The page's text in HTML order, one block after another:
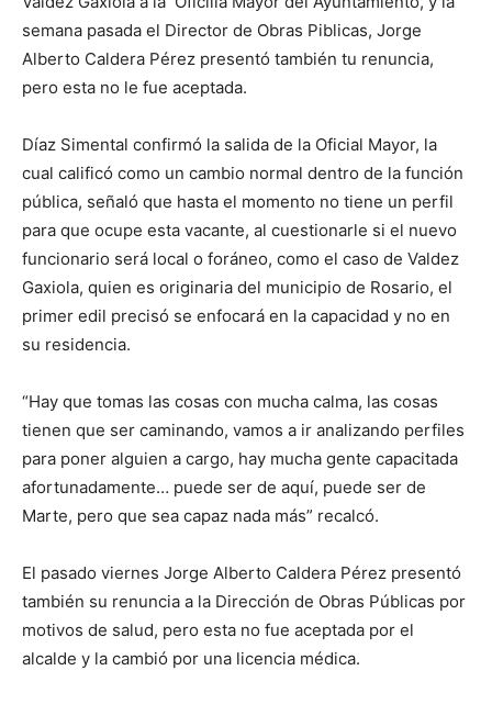
semana pasada el Director de Obras Piblicas, Jorge
Alberto Caldera Pérez presentó también tu renuncia,
pero esta no le fue aceptada.
Díaz Simental confirmó la salida de la Oficial Mayor, la
cual calificó como un cambio normal dentro de la función
pública, señaló que hasta el momento no tiene un perfil
para que ocupe esta vacante, al cuestionarle si el nuevo
funcionario será local o foráneo, como el caso de Valdez
Gaxiola, quien es originaria del municipio de Rosario, el
primer edil precisó se enfocará en la capacidad y no en
su residencia.
“Hay que tomas las cosas con mucha calma, las cosas
tienen que ser caminando, vamos a ir analizando perfiles
para poner alguien a cargo, hay mucha gente capacitada
afortunadamente… puede ser de aquí, puede ser de
Marte, pero que sea capaz nada más” recalcó.
El pasado viernes Jorge Alberto Caldera Pérez presentó
también su renuncia a la Dirección de Obras Públicas por
motivos de salud, pero esta no fue aceptada por el
alcalde y la cambió por una licencia médica.